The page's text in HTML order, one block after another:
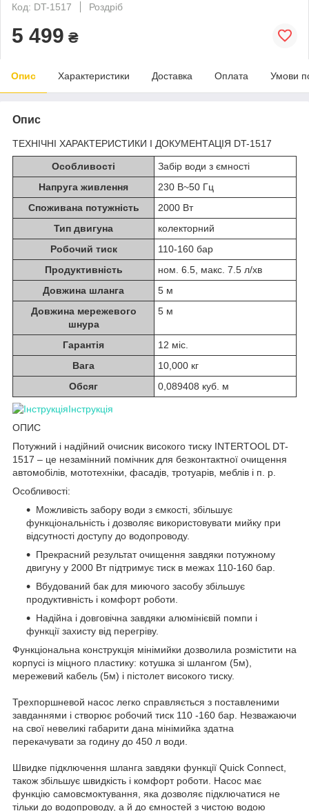
Код: DT-1517
Роздріб
5 499 ₴
Опис Характеристики Доставка Оплата Умови
Опис
ТЕХНІЧНІ ХАРАКТЕРИСТИКИ І ДОКУМЕНТАЦІЯ DT-1517
Особливості
Забір води з ємності
Напруга живлення
230 В~50 Гц
Споживана потужність
2000 Вт
Тип двигуна
колекторний
Робочий тиск
110-160 бар
Продуктивність
ном. 6.5, макс. 7.5 л/хв
Довжина шланга
5 м
Довжина мережевого
шнура
5 м
Гарантія
12 міс.
Вага
10,000 кг
Обсяг
0,089408 куб. м
Інструкція
ОПИС
Потужний і надійний очисник високого тиску INTERTOOL DT-
1517 – це незамінний помічник для безконтактної очищення
автомобілів, мототехніки, фасадів, тротуарів, меблів і п. р.
Особливості:
Можливість забору води з ємкості, збільшує
функціональність і дозволяє використовувати мийку при
відсутності доступу до водопроводу.
Прекрасний результат очищення завдяки потужному
двигуну у 2000 Вт підтримує тиск в межах 110-160 бар.
Вбудований бак для миючого засобу збільшує
продуктивність і комфорт роботи.
Надійна і довговічна завдяки алюмінієвій помпи і
функції захисту від перегріву.
Функціональна конструкція мінімийки дозволила розмістити на
корпусі із міцного пластику: котушка зі шлангом (5м),
мережевий кабель (5м) і пістолет високого тиску.
Трехпоршневой насос легко справляється з поставленими
завданнями і створює робочий тиск 110 -160 бар. Незважаючи
на свої невеликі габарити дана мінімийка здатна
перекачувати за годину до 450 л води.
Швидке підключення шланга завдяки функції Quick Connect,
також збільшує швидкість і комфорт роботи. Насос має
функцію самовсмоктування, яка дозволяє підключатися не
тільки до водопроводу, а й до ємностей з чистою водою